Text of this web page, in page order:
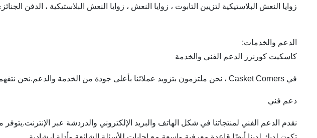
زوايا النعش البلاستيكية لتزيين التابوت ، زوايا النعش ، زوايا النعش البلاستيكية ، الدفن
الدعم والخدمات:
كاسكيت كورنرز الدعم الفني والخدمة
في Casket Corners ، نحن ملتزمون بتزويد عملائنا بأعلى جودة من الخدمة والدعم.نحن نتفهم أن عملائنا بحاجة إلى مساعدة موثوقة وفي الوقت المناسب ونسعى جاهدين لتقديم أفضل خدمة ممكنة.
دعم فني
نقدم الدعم الفني لمنتجاتنا في شكل الهاتف والبريد الإلكتروني والدردشة عبر